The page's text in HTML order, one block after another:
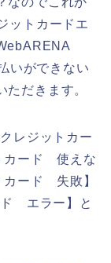
ットカードエ
いができない
だきます。
レジットカー
カード 使えな
カード 失敗】
ド エラー】と